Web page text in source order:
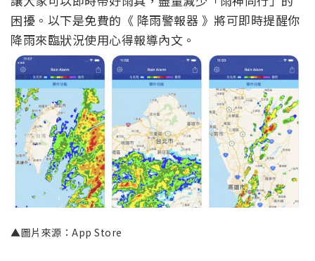
▲圖片來源：App Store